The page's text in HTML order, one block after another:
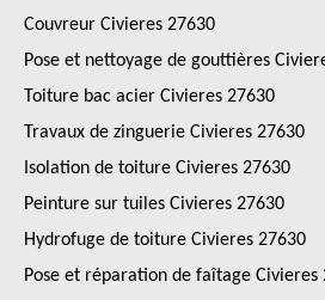
Couvreur Civieres 27630
Pose et nettoyage de gouttières
Toiture bac acier Civieres 27630
Travaux de zinguerie Civieres 27630
Isolation de toiture Civieres 27630
Peinture sur tuiles Civieres 27630
Hydrofuge de toiture Civieres 27630
Pose et réparation de faîtage Civieres